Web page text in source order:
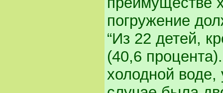
погружение
“Из 22 детей,
(40,6
холодной